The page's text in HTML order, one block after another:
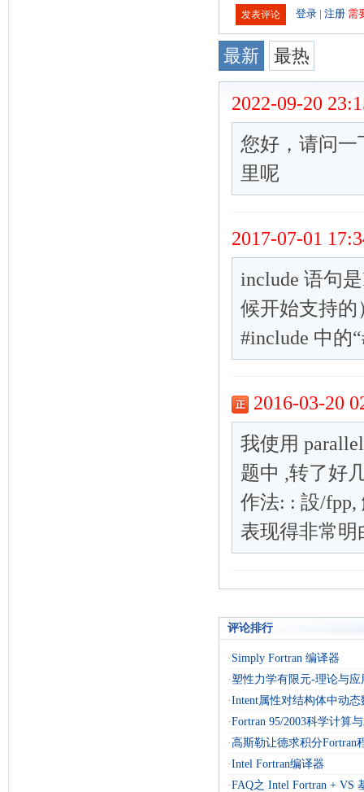
评论排行
· Simply Fortran 编译器
· 塑性力学有限元-理论与应
·Intent属性对结构体中动
·Fortran 95/2003科学计算
·高斯勒让德求积分Fortran
·Intel Fortran编译器
·FAQ之 Intel Fortran + VS